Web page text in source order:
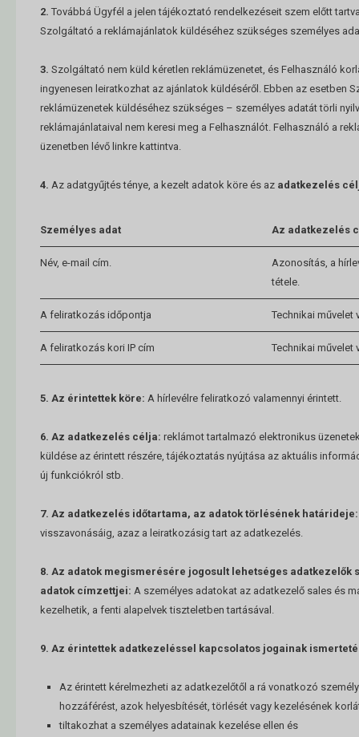
2. Továbbá Ügyfél a jelen tájékoztató rendelkezéseit szem előtt
Szolgáltató a reklámajánlatok küldéséhez szükséges személyes
3. Szolgáltató nem küld kéretlen reklámüzenetet, és Felhasználó
ingyenesen leiratkozhat az ajánlatok küldéséről. Ebben az esetben
reklámüzenetek küldéséhez szükséges – személyes adatát törli
reklámajánlataival nem keresi meg a Felhasználót. Felhasználó a
üzenetben lévő linkre kattintva.
4. Az adatgyűjtés ténye, a kezelt adatok köre és az adatkezelés
Személyes adat Az adatkezelés
Név, e-mail cím.
Azonosítás, a
tétele.
A feliratkozás időpontja Technikai művelet
A feliratkozás kori IP cím Technikai művelet
5. Az érintettek köre: A hírlevélre feliratkozó valamennyi érintett.
6. Az adatkezelés célja: reklámot tartalmazó elektronikus
küldése az érintett részére, tájékoztatás nyújtása az aktuális
új funkciókról stb.
7. Az adatkezelés időtartama, az adatok törlésének határideje:
visszavonásáig, azaz a leiratkozásig tart az adatkezelés.
8. Az adatok megismerésére jogosult lehetséges adatkezelők
adatok címzettjei: A személyes adatokat az adatkezelő sales és
kezelhetik, a fenti alapelvek tiszteletben tartásával.
9. Az érintettek adatkezeléssel kapcsolatos jogainak
Az érintett kérelmezheti az adatkezelőtől a rá vonatkozó
hozzáférést, azok helyesbítését, törlését vagy kezelésének
tiltakozhat a személyes adatainak kezelése ellen és